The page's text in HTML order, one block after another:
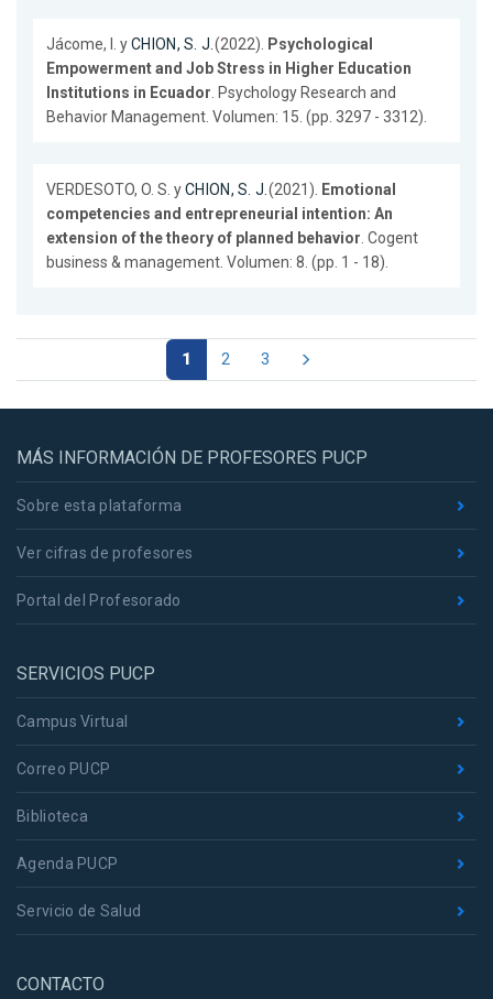
Jácome, I. yCHION, S. J.(2022). Psychological
Empowerment and Job Stress in Higher Education
Institutions in Ecuador. Psychology Research and
Behavior Management. Volumen: 15. (pp. 3297 - 3312).
VERDESOTO, O. S. yCHION, S. J.(2021). Emotional
competencies and entrepreneurial intention: An
extension of the theory of planned behavior. Cogent
business & management. Volumen: 8. (pp. 1 - 18).
1 2 3
MÁS INFORMACIÓN DE PROFESORES PUCP
Sobre esta plataforma
Ver cifras de profesores
Portal del Profesorado
SERVICIOS PUCP
Campus Virtual
Correo PUCP
Biblioteca
Agenda PUCP
Servicio de Salud
CONTACTO